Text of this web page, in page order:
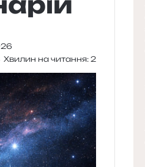
Хвилин на читання: 2